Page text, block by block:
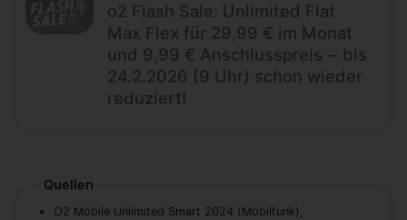
o2 Flash Sale: Unlimited Flat
Max Flex für 29,99 € im Monat
und 9,99 € Anschlusspreis − bis
24.2.2026 (9 Uhr) schon wieder
reduziert!
Quellen
O2 Mobile Unlimited Smart 2024 (Mobilfunk),